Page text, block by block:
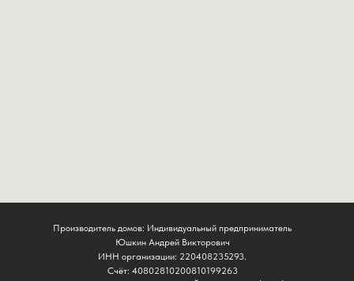
Производитель домов: Индивидуальный предприниматель
Юшкин Андрей Викторович
ИНН организации: 220408235293.
Счёт: 40802810200810199263